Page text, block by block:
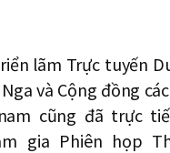
lãm Trực tuyến
và Cộng đồng
cũng đã trực
gia Phiên họp